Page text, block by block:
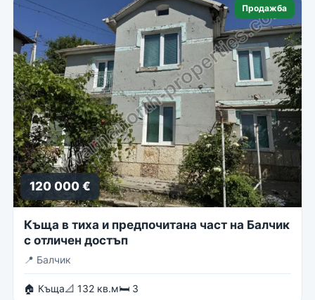
Продажба
120 000 €
Къща в тиха и предпочитана част на Балчик
с отличен достъп
📍 Балчик
🏠 Къща📐 132 кв.м🛏 3